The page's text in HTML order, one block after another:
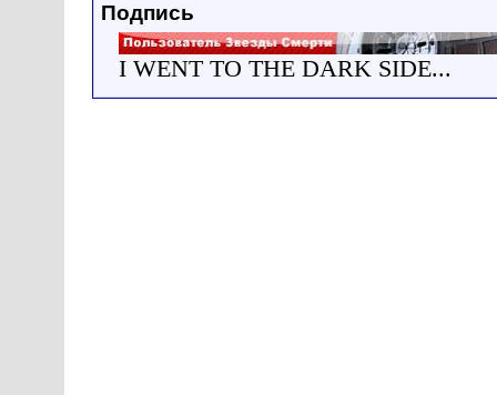
Подпись
I WENT TO THE DARK SIDE...